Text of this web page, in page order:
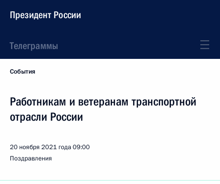
Президент России
Телеграммы
События
Работникам и ветеранам транспортной
отрасли России
20 ноября 2021 года09:00
Поздравления